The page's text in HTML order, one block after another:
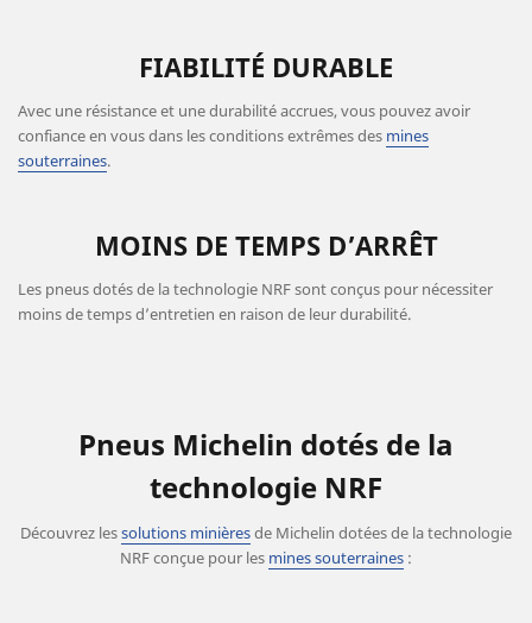
FIABILITÉ DURABLE
Avec une résistance et une durabilité accrues, vous pouvez avoir
confiance en vous dans les conditions extrêmes des mines
souterraines.
MOINS DE TEMPS D’ARRÊT
Les pneus dotés de la technologie NRF sont conçus pour nécessiter
moins de temps d’entretien en raison de leur durabilité.
Pneus Michelin dotés de la
technologie NRF
Découvrez lessolutions minièresde Michelin dotées de la technologie
NRF conçue pour les mines souterraines :